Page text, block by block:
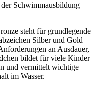
Schwimmausbildung
steht für grundlegende
Silber und Gold
an Ausdauer,
bildet für viele Kinder
und vermittelt wichtige
im Wasser.